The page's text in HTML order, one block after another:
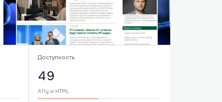
Доступность
49
A11y и HTML